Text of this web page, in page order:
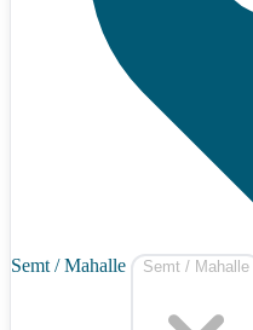
Semt / Mahalle Semt / Mahalle